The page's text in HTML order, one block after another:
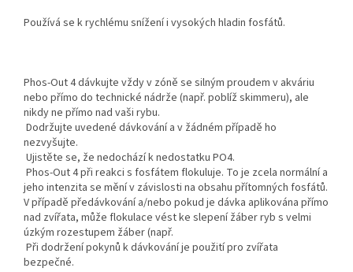
Používá se k rychlému snížení i vysokých hladin fosfátů.
Phos-Out 4 dávkujte vždy v zóně se silným proudem v akváriu
nebo přímo do technické nádrže (např. poblíž skimmeru), ale
nikdy ne přímo nad vaši rybu.
Dodržujte uvedené dávkování a v žádném případě ho
nezvyšujte.
Ujistěte se, že nedochází k nedostatku PO4.
Phos-Out 4 při reakci s fosfátem flokuluje. To je zcela normální a
jeho intenzita se mění v závislosti na obsahu přítomných fosfátů.
V případě předávkování a/nebo pokud je dávka aplikována přímo
nad zvířata, může flokulace vést ke slepení žáber ryb s velmi
úzkým rozestupem žáber (např.
Při dodržení pokynů k dávkování je použití pro zvířata
bezpečné.